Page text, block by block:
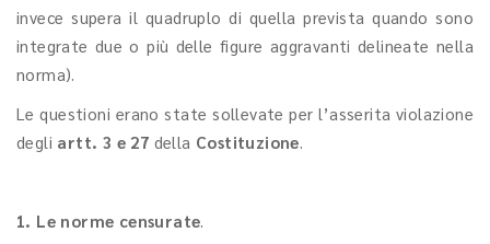
invece supera il quadruplo di quella prevista quando sono
integrate due o più delle figure aggravanti delineate nella
norma).
Le questioni erano state sollevate per l’asserita violazione
degli artt. 3 e 27 della Costituzione.
1. Le norme censurate.